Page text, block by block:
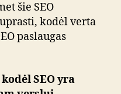
šie SEO
kodėl verta
paslaugas
SEO yra